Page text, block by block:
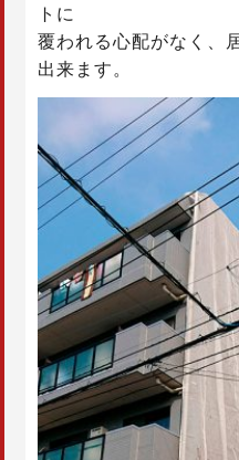
トに
覆われる心配がなく、
出来ます。